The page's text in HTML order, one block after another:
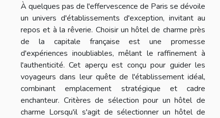
À quelques pas de l'effervescence de Paris se dévoile
un univers d'établissements d'exception, invitant au
repos et à la rêverie. Choisir un hôtel de charme près
de la capitale française est une promesse
d'expériences inoubliables, mêlant le raffinement à
l'authenticité. Cet aperçu est conçu pour guider les
voyageurs dans leur quête de l'établissement idéal,
combinant emplacement stratégique et cadre
enchanteur. Critères de sélection pour un hôtel de
charme Lorsqu'il s'agit de sélectionner un hôtel de